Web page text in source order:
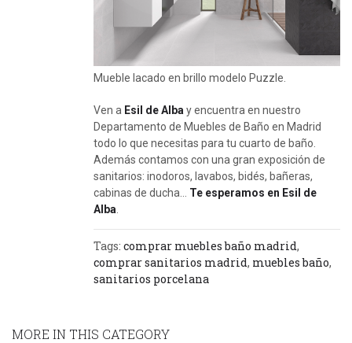
Mueble lacado en brillo modelo Puzzle.
Ven a Esil de Alba y encuentra en nuestro
Departamento de Muebles de Baño en Madrid
todo lo que necesitas para tu cuarto de baño.
Además contamos con una gran exposición de
sanitarios: inodoros, lavabos, bidés, bañeras,
cabinas de ducha… Te esperamos en Esil de
Alba
Tags: comprar muebles baño madrid,
comprar sanitarios madrid, muebles baño,
sanitarios porcelana
MORE IN THIS CATEGORY